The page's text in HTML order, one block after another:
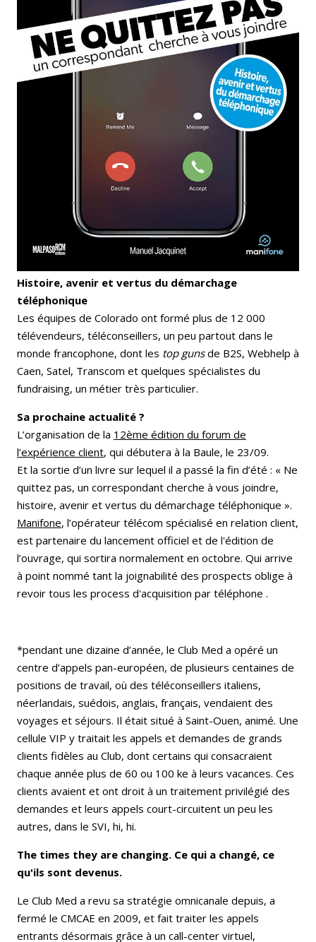
Histoire, avenir et vertus du démarchage
téléphonique
Les équipes de Colorado ont formé plus de 12 000
télévendeurs, téléconseillers, un peu partout dans le
monde francophone, dont les top gunsde B2S, Webhelp à
Caen, Satel, Transcom et quelques spécialistes du
fundraising, un métier très particulier.
Sa prochaine actualité ?
L’organisation de la 12ème édition du forum de
l’expérience client, qui débutera à la Baule, le 23/09.
Et la sortie d’un livre sur lequel il a passé la fin d’été : « Ne
quittez pas, un correspondant cherche à vous joindre,
histoire, avenir et vertus du démarchage téléphonique ».
Manifone, l’opérateur télécom spécialisé en relation client,
est partenaire du lancement officiel et de l'édition de
l’ouvrage, qui sortira normalement en octobre. Qui arrive
à point nommé tant la joignabilité des prospects oblige à
revoir tous les process d'acquisition par téléphone .
*pendant une dizaine d’année, le Club Med a opéré un
centre d’appels pan-européen, de plusieurs centaines de
positions de travail, où des téléconseillers italiens,
néerlandais, suédois, anglais, français, vendaient des
voyages et séjours. Il était situé à Saint-Ouen, animé. Une
cellule VIP y traitait les appels et demandes de grands
clients fidèles au Club, dont certains qui consacraient
chaque année plus de 60 ou 100 ke à leurs vacances. Ces
clients avaient et ont droit à un traitement privilégié des
demandes et leurs appels court-circuitent un peu les
autres, dans le SVI, hi, hi.
The times they are changing. Ce qui a changé, ce
qu'ils sont devenus.
Le Club Med a revu sa stratégie omnicanale depuis, a
fermé le CMCAE en 2009, et fait traiter les appels
entrants désormais grâce à un call-center virtuel,